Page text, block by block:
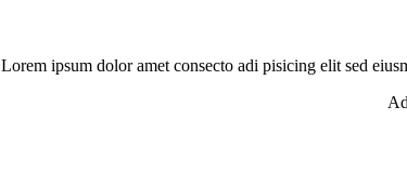
Lorem ipsum dolor amet consecto adi pisicing elit sed